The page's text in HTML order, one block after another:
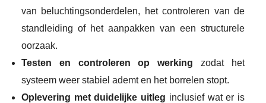
van beluchtingsonderdelen, het controleren van de
standleiding of het aanpakken van een structurele
oorzaak.
Testen en controleren op werking zodat het
systeem weer stabiel ademt en het borrelen stopt.
Oplevering met duidelijke uitleg inclusief wat er is